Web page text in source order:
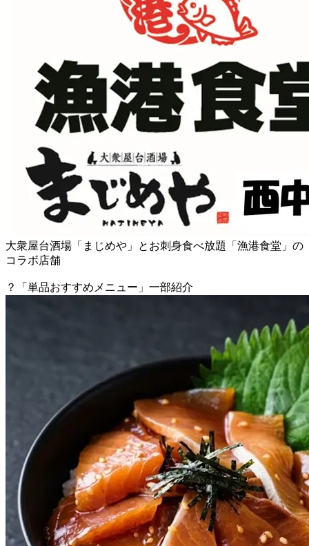
大衆屋台酒場「まじめや」とお刺身食べ放題「漁港食堂」の
コラボ店舗
？「単品おすすめメニュー」一部紹介